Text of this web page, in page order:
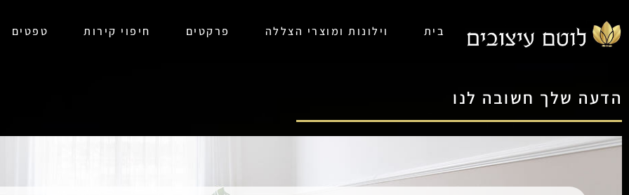
בית וילונות ומוצרי הצללה פרקטים חיפוי קירות טפטים
הדעה שלך חשובה לנו